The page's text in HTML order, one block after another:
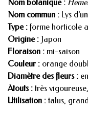
Nom botanique :
Nom commun : Lys
Type : forme horticole
Origine :Japon
Floraison : mi-saison
Couleur : orange
Diamètre des fleurs :
Atouts : très
Utilisation : talus,